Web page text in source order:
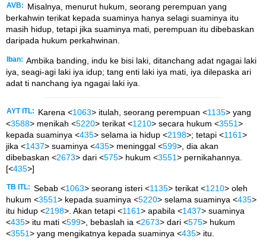
AVB:
Misalnya, menurut hukum, seorang perempuan yang
berkahwin terikat kepada suaminya hanya selagi suaminya itu
masih hidup, tetapi jika suaminya mati, perempuan itu dibebaskan
daripada hukum perkahwinan.
Iban: Ambika banding, indu ke bisi laki, ditanchang adat ngagai laki
iya, seagi-agi laki iya idup; tang enti laki iya mati, iya dilepaska ari
adat ti nanchang iya ngagai laki iya.
AYT ITL: Karena <1063> itulah, seorang perempuan <1135> yang
<3588> menikah <5220> terikat <1210> secara hukum <3551>
kepada suaminya <435> selama ia hidup <2198>; tetapi <1161>
jika <1437> suaminya <435> meninggal <599>, dia akan
dibebaskan <2673> dari <575> hukum <3551> pernikahannya.
[<435>]
TB ITL: Sebab <1063> seorang isteri <1135> terikat <1210> oleh
hukum <3551> kepada suaminya <5220> selama suaminya <435>
itu hidup <2198>. Akan tetapi <1161> apabila <1437> suaminya
<435> itu mati <599>, bebaslah ia <2673> dari <575> hukum
<3551> yang mengikatnya kepada suaminya <435> itu.